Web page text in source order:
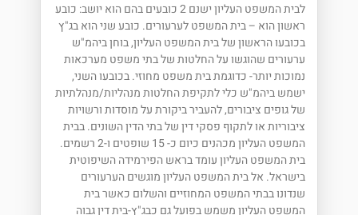
לבית המשפט העליון ישנם 2 כובעים בהם הוא יושב: כובע
ראשון הוא – בית המשפט לערעורים. כובע שני הוא בג"ץ
בכובעו הראשון של בית המשפט העליון, בוחן ביהמ"ש
ערעורים שהוגשו על החלטות של בתי משפט מערכאות
נמוכות יותר- כדוגמת בית משפט מחוזי. בכובעו השני,
ישמש ביהמ"ש כלי לתקיפת החלטות מנהליות/מנהלתיות
של גופים ציבורים, להעביר ביקורת על מוסדות ורשויות
ציבוריות או לתקוף פסקי דין של בתי הדין השונים. בבית
המשפט העליון מכהנים כיום כ- 15 שופטים ו-2 רשמים.
בית המשפט העליון עומד בראש הפירמידה השיפוטית
בישראל. אל בית המשפט העליון מוגשים הערעורים
שנדונו בבתי המשפט המחוזיים והשלום כאשר בית
המשפט העליון משמש בפועל גם כבג"ץ-בית דין גבוה